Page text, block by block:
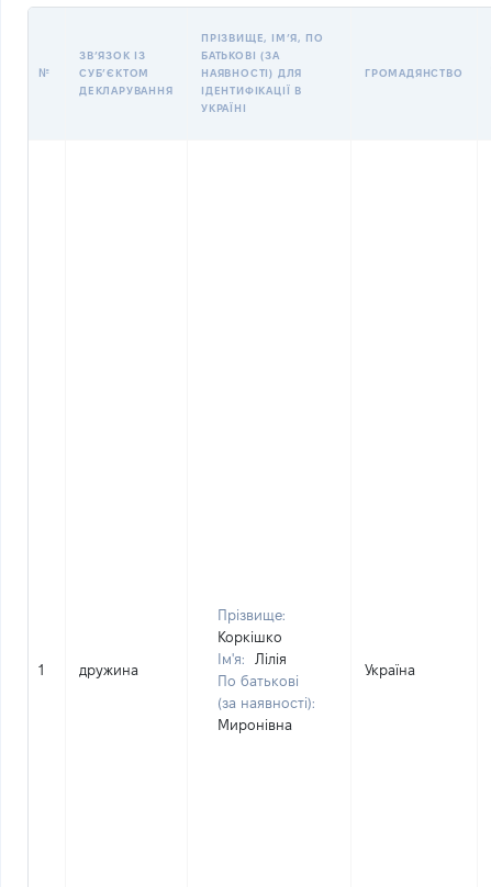
№
ЗВʼЯЗОК ІЗ
СУБʼЄКТОМ
ДЕКЛАРУВАННЯ
ПРІЗВИЩЕ, ІМʼЯ, ПО
БАТЬКОВІ (ЗА
НАЯВНОСТІ) ДЛЯ
ІДЕНТИФІКАЦІЇ В
УКРАЇНІ
ГРОМАДЯНСТВО
1 дружина
Прізвище:
Коркішко
Ім'я:
Лілія
По батькові
(за наявності):
Миронівна
Україна